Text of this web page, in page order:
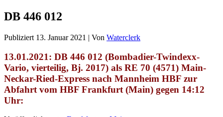
DB 446 012
Publiziert 13. Januar 2021 | Von Waterclerk
13.01.2021: DB 446 012 (Bombadier-Twindexx-
Vario, vierteilig, Bj. 2017) als RE 70 (4571) Main-
Neckar-Ried-Express nach Mannheim HBF zur
Abfahrt vom HBF Frankfurt (Main) gegen 14:12
Uhr: